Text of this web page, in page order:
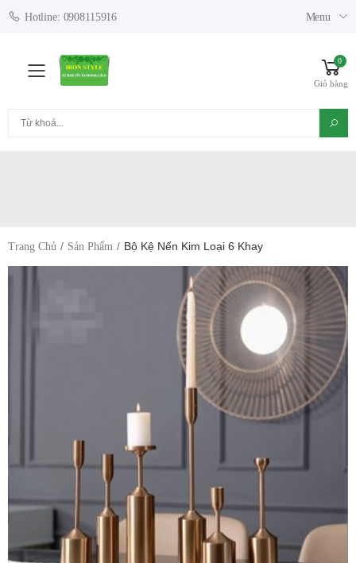
Hotline: 0908115916 Menu
Toggle mobile menu
0
Giỏ hàng
Trang Chủ Sản Phẩm Bộ Kệ Nến Kim Loại 6 Khay